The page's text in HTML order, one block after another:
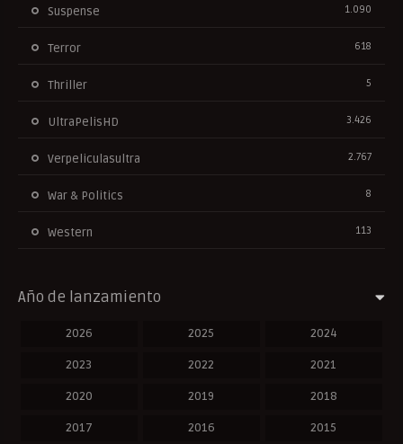
Suspense 1.090
Terror 618
Thriller 5
UltraPelisHD 3.426
Verpeliculasultra 2.767
War & Politics 8
Western 113
Año de lanzamiento
2026 2025 2024
2023 2022 2021
2020 2019 2018
2017 2016 2015